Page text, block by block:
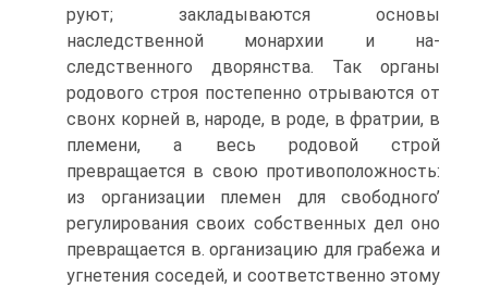
руют; закладываются основы
наследственной монархии и на­
следственного дворянства. Так органы
родового строя посте­пенно отрываются от
свонх корней в, народе, в роде, в фрат­рии, в
племени, а весь родовой строй
превращается в свою противоположность:
из организации племен для свободного’
регулирования своих собственных дел оно
превращается в. организацию для грабежа и
угнетения соседей, и соответствен­но этому